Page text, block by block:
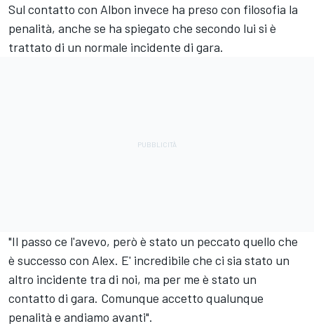
Sul contatto con Albon invece ha preso con filosofia la
penalità, anche se ha spiegato che secondo lui si è
trattato di un normale incidente di gara.
"Il passo ce l'avevo, però è stato un peccato quello che
è successo con Alex. E' incredibile che ci sia stato un
altro incidente tra di noi, ma per me è stato un
contatto di gara. Comunque accetto qualunque
penalità e andiamo avanti".